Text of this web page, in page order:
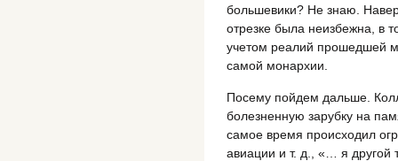
большевики? Не знаю.
отрезке была неизбежна, в
учетом реалий прошедшей
самой монархии.
Посему пойдем дальше.
болезненную зарубку на
самое время происходил
авиации и т. д., «… я другой